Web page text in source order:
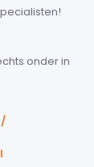
onder in